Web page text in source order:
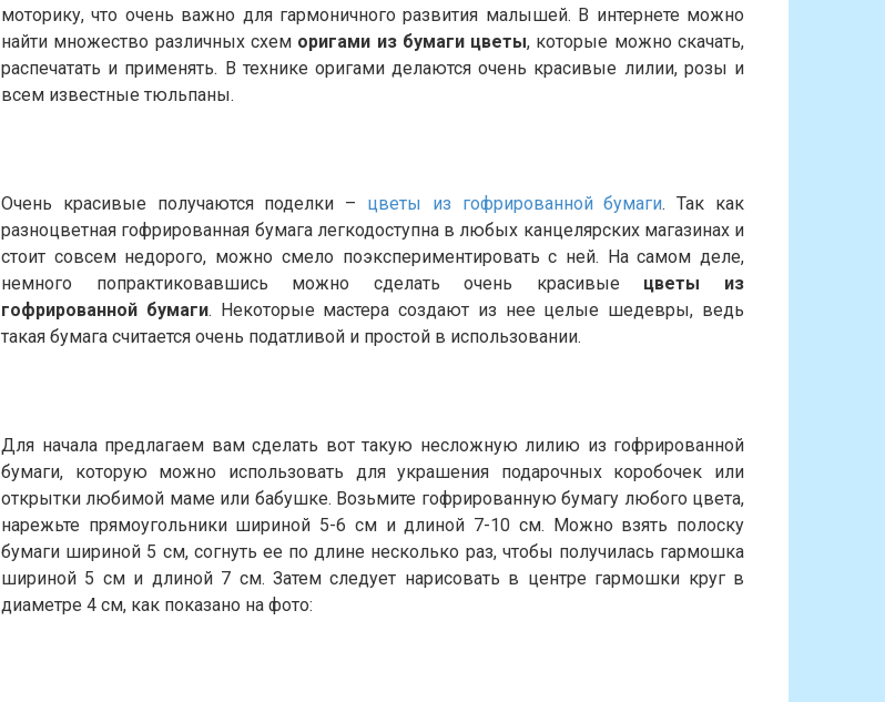
моторику, что очень важно для гармоничного развития малышей. В интернете можно
найти множество различных схем оригами из бумаги цветы, которые можно скачать,
распечатать и применять. В технике оригами делаются очень красивые лилии, розы и
всем известные тюльпаны.
Очень красивые получаются поделки – цветы из гофрированной бумаги. Так как
разноцветная гофрированная бумага легкодоступна в любых канцелярских магазинах и
стоит совсем недорого, можно смело поэкспериментировать с ней. На самом деле,
немного попрактиковавшись можно сделать очень красивые цветы из
гофрированной бумаги. Некоторые мастера создают из нее целые шедевры, ведь
такая бумага считается очень податливой и простой в использовании.
Для начала предлагаем вам сделать вот такую несложную лилию из гофрированной
бумаги, которую можно использовать для украшения подарочных коробочек или
открытки любимой маме или бабушке. Возьмите гофрированную бумагу любого цвета,
нарежьте прямоугольники шириной 5-6 см и длиной 7-10 см. Можно взять полоску
бумаги шириной 5 см, согнуть ее по длине несколько раз, чтобы получилась гармошка
шириной 5 см и длиной 7 см. Затем следует нарисовать в центре гармошки круг в
диаметре 4 см, как показано на фото: